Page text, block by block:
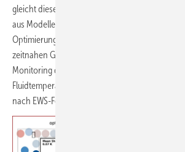
gleicht diese ständig mit einem Messwert ab. Die
aus Modellen mit langfristiger, mittelfristiger und
Optimierung sowie saisonalen Lastvorgaben,
zeitnahen Gebäudeanfragen. Eine wichtige
Monitoring der 41 Doppel-U-Erdwärmesonden
Fluidtemperatur, Bodentemperatur und
nach EWS-Feldern, EWS-Segmenten und